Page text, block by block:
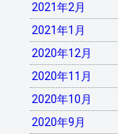
2021年2月
2021年1月
2020年12月
2020年11月
2020年10月
2020年9月